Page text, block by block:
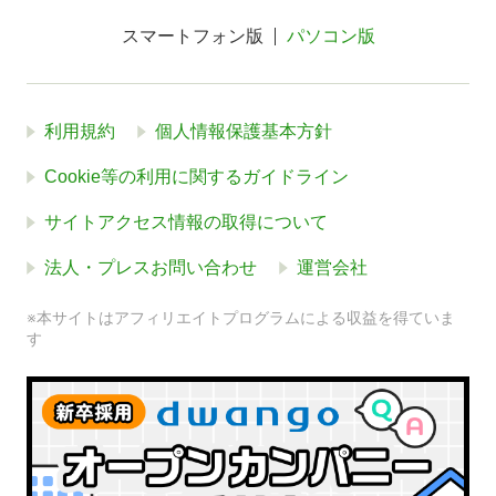
スマートフォン版 パソコン版
利用規約 個人情報保護基本方針
Cookie等の利用に関するガイドライン
サイトアクセス情報の取得について
法人・プレスお問い合わせ 運営会社
※本サイトはアフィリエイトプログラムによる収益を得ていま
す